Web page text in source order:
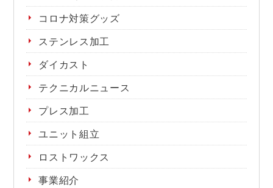
コロナ対策グッズ
ステンレス加工
ダイカスト
テクニカルニュース
プレス加工
ユニット組立
ロストワックス
事業紹介